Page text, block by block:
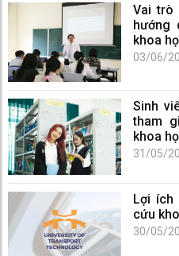
Vai trò
hướng
khoa
03/06/
Sinh
tham
khoa
31/05/
Lợi ích
cứu
30/05/